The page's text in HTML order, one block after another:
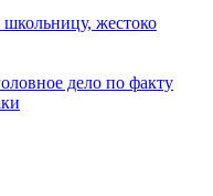
жестоко
дело по факту